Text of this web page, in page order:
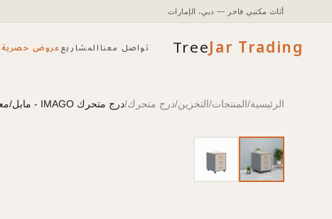
أثاث مكتبي فاخر — دبي، الإمارات
TreeJar Trading عروض حصريةالمشاريعتواصل معنا
الرئيسية/المنتجات/التخزين/درج متحرك/درج متحرك IMAGO - مابل/معدني - 412x450x551 mm